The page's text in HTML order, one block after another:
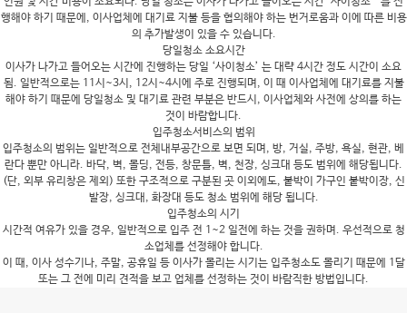
행해야 하기 때문에, 이사업체에 대기료 지불 등을 협의해야 하는 번거로움과 이에 따른 비용
의 추가발생이 있을 수 있습니다.
당일청소 소요시간
이사가 나가고 들어오는 시간에 진행하는 당일 ‘사이청소’ 는 대략 4시간 정도 시간이 소요
됨. 일반적으로는 11시~3시, 12시~4시에 주로 진행되며, 이 때 이사업체에 대기료를 지불
해야 하기 때문에 당일청소 및 대기료 관련 부분은 반드시, 이사업체와 사전에 상의를 하는
것이 바람합니다.
입주청소서비스의 범위
입주청소의 범위는 일반적으로 전체내부공간으로 보면 되며, 방, 거실, 주방, 욕실, 현관, 베
란다 뿐만 아니라. 바닥, 벽, 몰딩, 전등, 창문틀, 벽, 천장, 싱크대 등도 범위에 해당됩니다.
(단, 외부 유리창은 제외) 또한 구조적으로 구분된 곳 이외에도, 붙박이 가구인 붙박이장, 신
발장, 싱크대, 화장대 등도 청소 범위에 해당 됩니다.
입주청소의 시기
시간적 여유가 있을 경우, 일반적으로 입주 전 1~2 일전에 하는 것을 권하며. 우선적으로 청
소업체를 선정해야 합니다.
이 때, 이사 성수기나, 주말, 공휴일 등 이사가 몰리는 시기는 입주청소도 몰리기 때문에 1달
또는 그 전에 미리 견적을 보고 업체를 선정하는 것이 바람직한 방법입니다.